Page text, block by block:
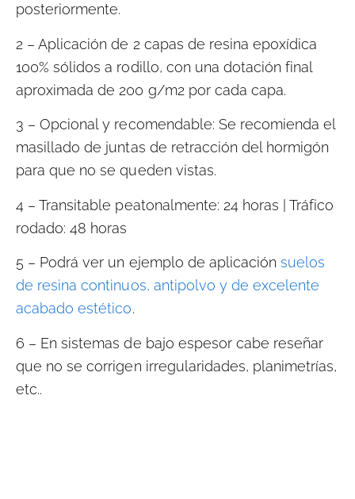
posteriormente.
2 – Aplicación de 2 capas de resina epoxídica
100% sólidos a rodillo, con una dotación final
aproximada de 200 g/m2 por cada capa.
3 – Opcional y recomendable: Se recomienda el
masillado de juntas de retracción del hormigón
para que no se queden vistas.
4 – Transitable peatonalmente: 24 horas |Tráfico
rodado: 48 horas
5 – Podrá ver un ejemplo de aplicación suelos
de resina continuos, antipolvo y de excelente
acabado estético.
6 – En sistemas de bajo espesorcabe reseñar
que no se corrigen irregularidades, planimetrías,
etc..